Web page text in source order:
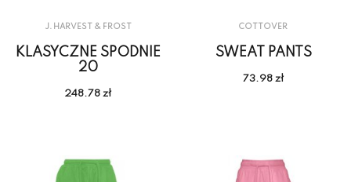
J. HARVEST & FROST
KLASYCZNE SPODNIE
20
248.78 zł
COTTOVER
SWEAT PANTS
73.98 zł